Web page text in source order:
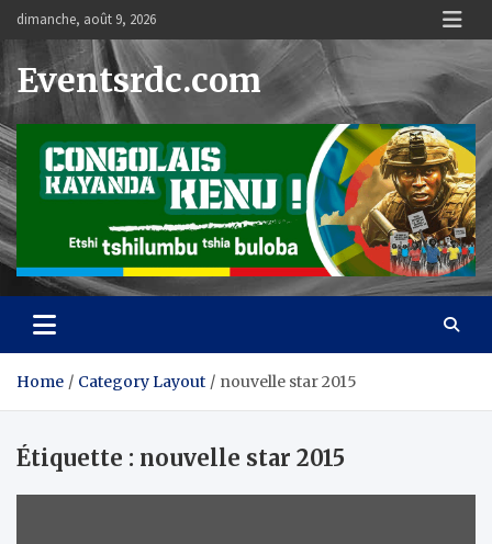
Skip
content
dimanche, août 9, 2026
Eventsrdc.com
Home Category Layout nouvelle star 2015
Étiquette : nouvelle star 2015